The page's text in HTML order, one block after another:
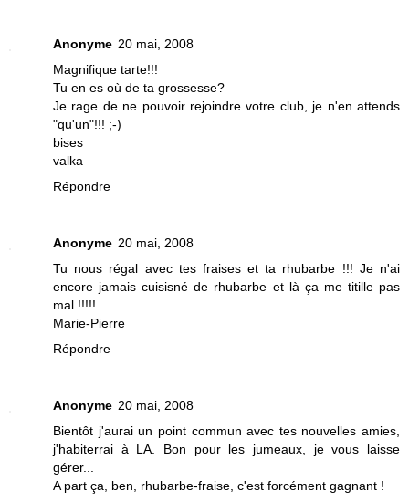
Anonyme 20 mai, 2008
Magnifique tarte!!!
Tu en es où de ta grossesse?
Je rage de ne pouvoir rejoindre votre club, je n'en attends
"qu'un"!!! ;-)
bises
valka
Répondre
Anonyme 20 mai, 2008
Tu nous régal avec tes fraises et ta rhubarbe !!! Je n'ai
encore jamais cuisisné de rhubarbe et là ça me titille pas
mal !!!!!
Marie-Pierre
Répondre
Anonyme 20 mai, 2008
Bientôt j'aurai un point commun avec tes nouvelles amies,
j'habiterrai à LA. Bon pour les jumeaux, je vous laisse
gérer...
A part ça, ben, rhubarbe-fraise, c'est forcément gagnant !